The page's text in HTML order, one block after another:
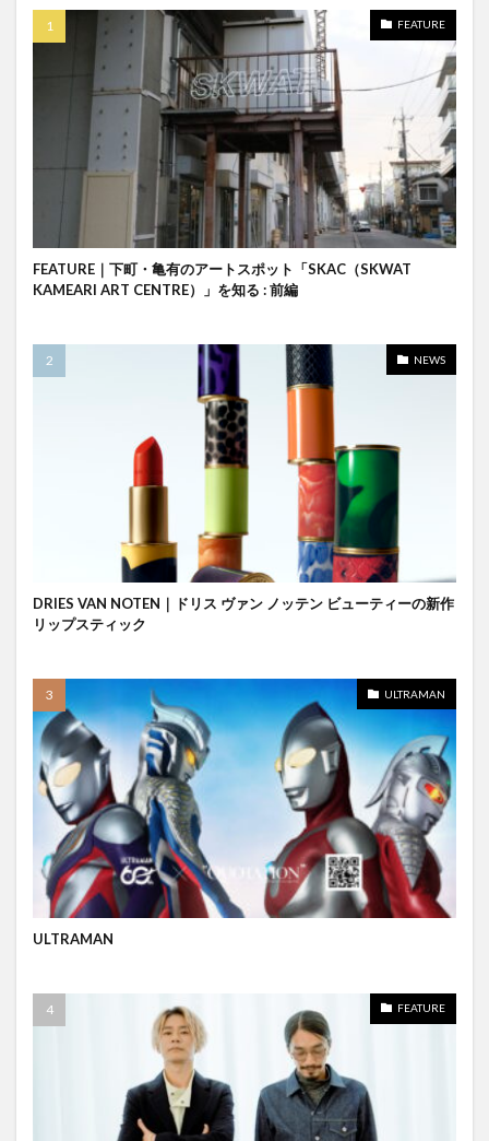
FEATURE
FEATURE｜下町・亀有のアートスポット「SKAC（SKWAT
KAMEARI ART CENTRE）」を知る : 前編
NEWS
DRIES VAN NOTEN｜ドリス ヴァン ノッテン ビューティーの新作
リップスティック
ULTRAMAN
ULTRAMAN
FEATURE